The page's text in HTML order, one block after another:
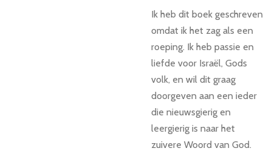
Ik heb dit boek geschreven
omdat ik het zag als een
roeping. Ik heb passie en
liefde voor Israël, Gods
volk, en wil dit graag
doorgeven aan een ieder
die nieuwsgierig en
leergierig is naar het
zuivere Woord van God.